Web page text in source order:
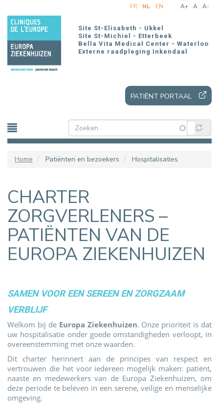
en
naar
inhoud
gaan
A+ A A-
FR NL EN
Site St-Elisabeth - Ukkel
Site St-Michiel - Etterbeek
Bella Vita Medical Center - Waterloo
Externe raadpleging Inkendaal
PATIËNT PORTAAL
Home Patiënten en bezoekers Hospitalisaties
CHARTER
ZORGVERLENERS –
PATIËNTEN VAN DE
EUROPA ZIEKENHUIZEN
SAMEN VOOR EEN SEREEN EN ZORGZAAM
VERBLIJF
Welkom bij de Europa Ziekenhuizen. Onze prioriteit is dat
uw hospitalisatie onder goede omstandigheden verloopt, in
overeenstemming met onze waarden.
Dit charter herinnert aan de principes van respect en
vertrouwen die het voor iedereen mogelijk maken: patiënt,
naaste en medewerkers van de Europa Ziekenhuizen, om
deze periode te beleven in een serene, veilige en menselijke
omgeving.